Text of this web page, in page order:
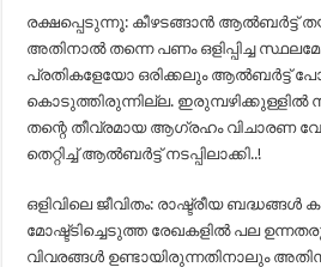
രക്ഷപ്പെടുന്നൂ: കീഴടങ്ങാന്‍ ആല്‍ബര്‍ട്ട്
അതിനാല്‍ തന്നെ പണം ഒളിപ്പിച്ച
പ്രതികളേയോ ഒരിക്കലും ആല്‍ബര്‍ട്ട്
കൊടുത്തിരുന്നില്ല. ഇരുമ്പഴിക്കുള്ളില്‍
തന്റെ തീവ്രമായ ആഗ്രഹം വിചാരണ
തെറ്റിച്ച് ആല്‍ബര്‍ട്ട് നടപ്പിലാക്കി..!
ഒളിവിലെ ജീവിതം: രാഷ്ട്രീയ
മോഷ്ട്ടിച്ചെടുത്ത രേഖകളില്‍ പല
വിവരങ്ങള്‍ ഉണ്ടായിരുന്നതിനാലും